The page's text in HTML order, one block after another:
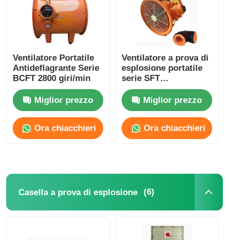
Ventilatore Portatile
Antideflagrante Serie
BCFT 2800 giri/min
Miglior prezzo
Ora chiacchieri
Ventilatore a prova di
esplosione portatile
serie SFT
personalizzato 1500-
10000m3/HMiglior prezzo
Ora chiacchieri
Casella a prova di esplosione (6)